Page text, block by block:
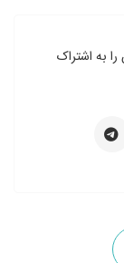
به اشتراک